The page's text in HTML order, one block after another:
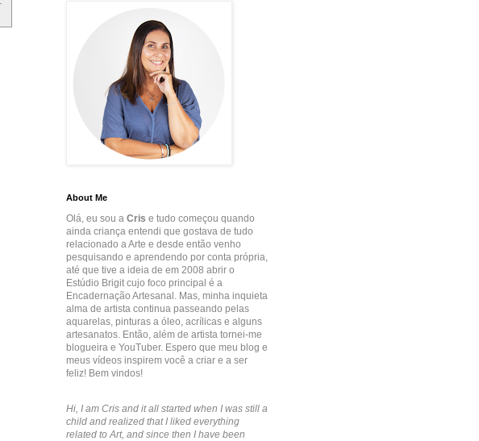
About Me
Olá, eu sou a Cris e tudo começou quando
ainda criança entendi que gostava de tudo
relacionado a Arte e desde então venho
pesquisando e aprendendo por conta própria,
até que tive a ideia de em 2008 abrir o
Estúdio Brigit cujo foco principal é a
Encadernação Artesanal. Mas, minha inquieta
alma de artista continua passeando pelas
aquarelas, pinturas a óleo, acrílicas e alguns
artesanatos. Então, além de artista tornei-me
blogueira e YouTuber. Espero que meu blog e
meus vídeos inspirem você a criar e a ser
feliz! Bem vindos!
Hi, I am Cris and it all started when I was still a
child and realized that I liked everything
related to Art, and since then I have been